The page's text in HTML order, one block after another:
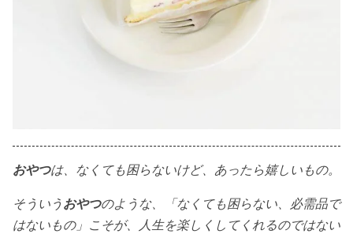
おやつは、なくても困らないけど、あったら嬉しいもの。
そういう おやつのような、「なくても困らない、必需品で
はないもの」こそが、人生を楽しくしてくれるのではない